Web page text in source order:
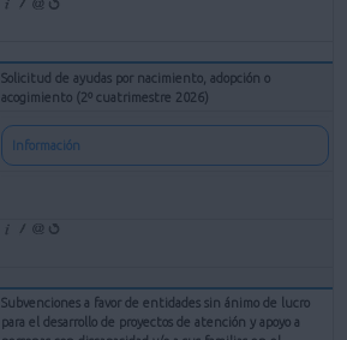
Solicitud de ayudas por nacimiento, adopción o
acogimiento (2º cuatrimestre 2026)
Información
Subvenciones a favor de entidades sin ánimo de lucro
para el desarrollo de proyectos de atención y apoyo a